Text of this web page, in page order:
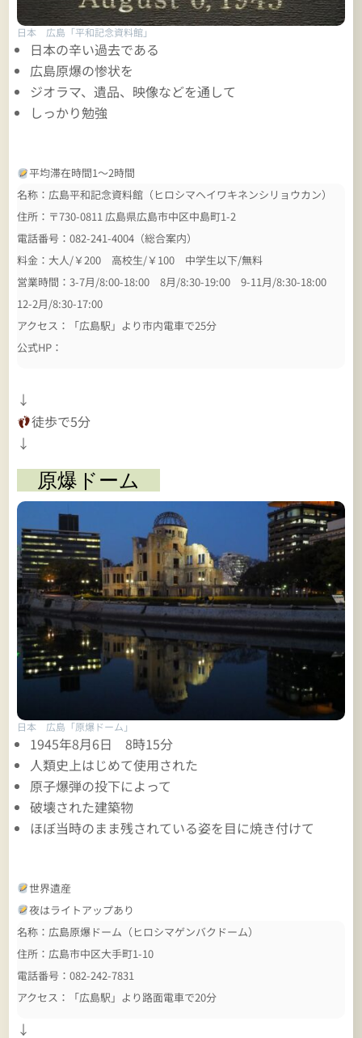
日本 広島「平和記念資料館」
日本の辛い過去である
広島原爆の惨状を
ジオラマ、遺品、映像などを通して
しっかり勉強
平均滞在時間1～2時間
名称：広島平和記念資料館（ヒロシマヘイワキネンシリョウカン）
住所：〒730-0811 広島県広島市中区中島町1-2
電話番号：082-241-4004（総合案内）
料金：大人/￥200 高校生/￥100 中学生以下/無料
営業時間：3-7月/8:00-18:00 8月/8:30-19:00 9-11月/8:30-18:00
12-2月/8:30-17:00
アクセス：「広島駅」より市内電車で25分
公式HP：
↓
徒歩で5分
↓
原爆ドーム
日本 広島「原爆ドーム」
1945年8月6日 8時15分
人類史上はじめて使用された
原子爆弾の投下によって
破壊された建築物
ほぼ当時のまま残されている姿を目に焼き付けて
世界遺産
夜はライトアップあり
名称：広島原爆ドーム（ヒロシマゲンバクドーム）
住所：広島市中区大手町1-10
電話番号：082-242-7831
アクセス：「広島駅」より路面電車で20分
↓